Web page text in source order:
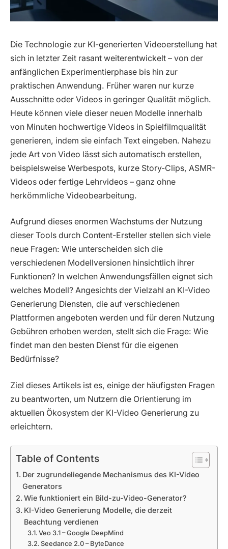
Die Technologie zur KI-generierten Videoerstellung hat
sich in letzter Zeit rasant weiterentwickelt – von der
anfänglichen Experimentierphase bis hin zur
praktischen Anwendung. Früher waren nur kurze
Ausschnitte oder Videos in geringer Qualität möglich.
Heute können viele dieser neuen Modelle innerhalb
von Minuten hochwertige Videos in Spielfilmqualität
generieren, indem sie einfach Text eingeben. Nahezu
jede Art von Video lässt sich automatisch erstellen,
beispielsweise Werbespots, kurze Story-Clips, ASMR-
Videos oder fertige Lehrvideos – ganz ohne
herkömmliche Videobearbeitung.
Aufgrund dieses enormen Wachstums der Nutzung
dieser Tools durch Content-Ersteller stellen sich viele
neue Fragen: Wie unterscheiden sich die
verschiedenen Modellversionen hinsichtlich ihrer
Funktionen? In welchen Anwendungsfällen eignet sich
welches Modell? Angesichts der Vielzahl an KI-Video
Generierung Diensten, die auf verschiedenen
Plattformen angeboten werden und für deren Nutzung
Gebühren erhoben werden, stellt sich die Frage: Wie
findet man den besten Dienst für die eigenen
Bedürfnisse?
Ziel dieses Artikels ist es, einige der häufigsten Fragen
zu beantworten, um Nutzern die Orientierung im
aktuellen Ökosystem der KI-Video Generierung zu
erleichtern.
Table of Contents
Der zugrundeliegende Mechanismus des KI-Video
Generators
Wie funktioniert ein Bild-zu-Video-Generator?
KI-Video Generierung Modelle, die derzeit
Beachtung verdienen
Veo 3.1 – Google DeepMind
Seedance 2.0 – ByteDance